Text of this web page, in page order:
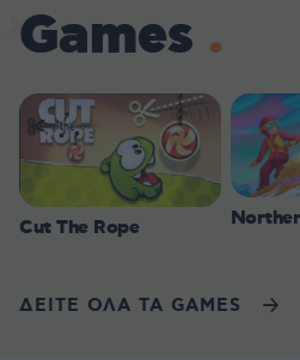
Games
Cut The Rope
ΔΕΙΤΕ ΟΛΑ ΤΑ GAMES